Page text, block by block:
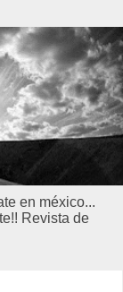
en méxico...
Revista de